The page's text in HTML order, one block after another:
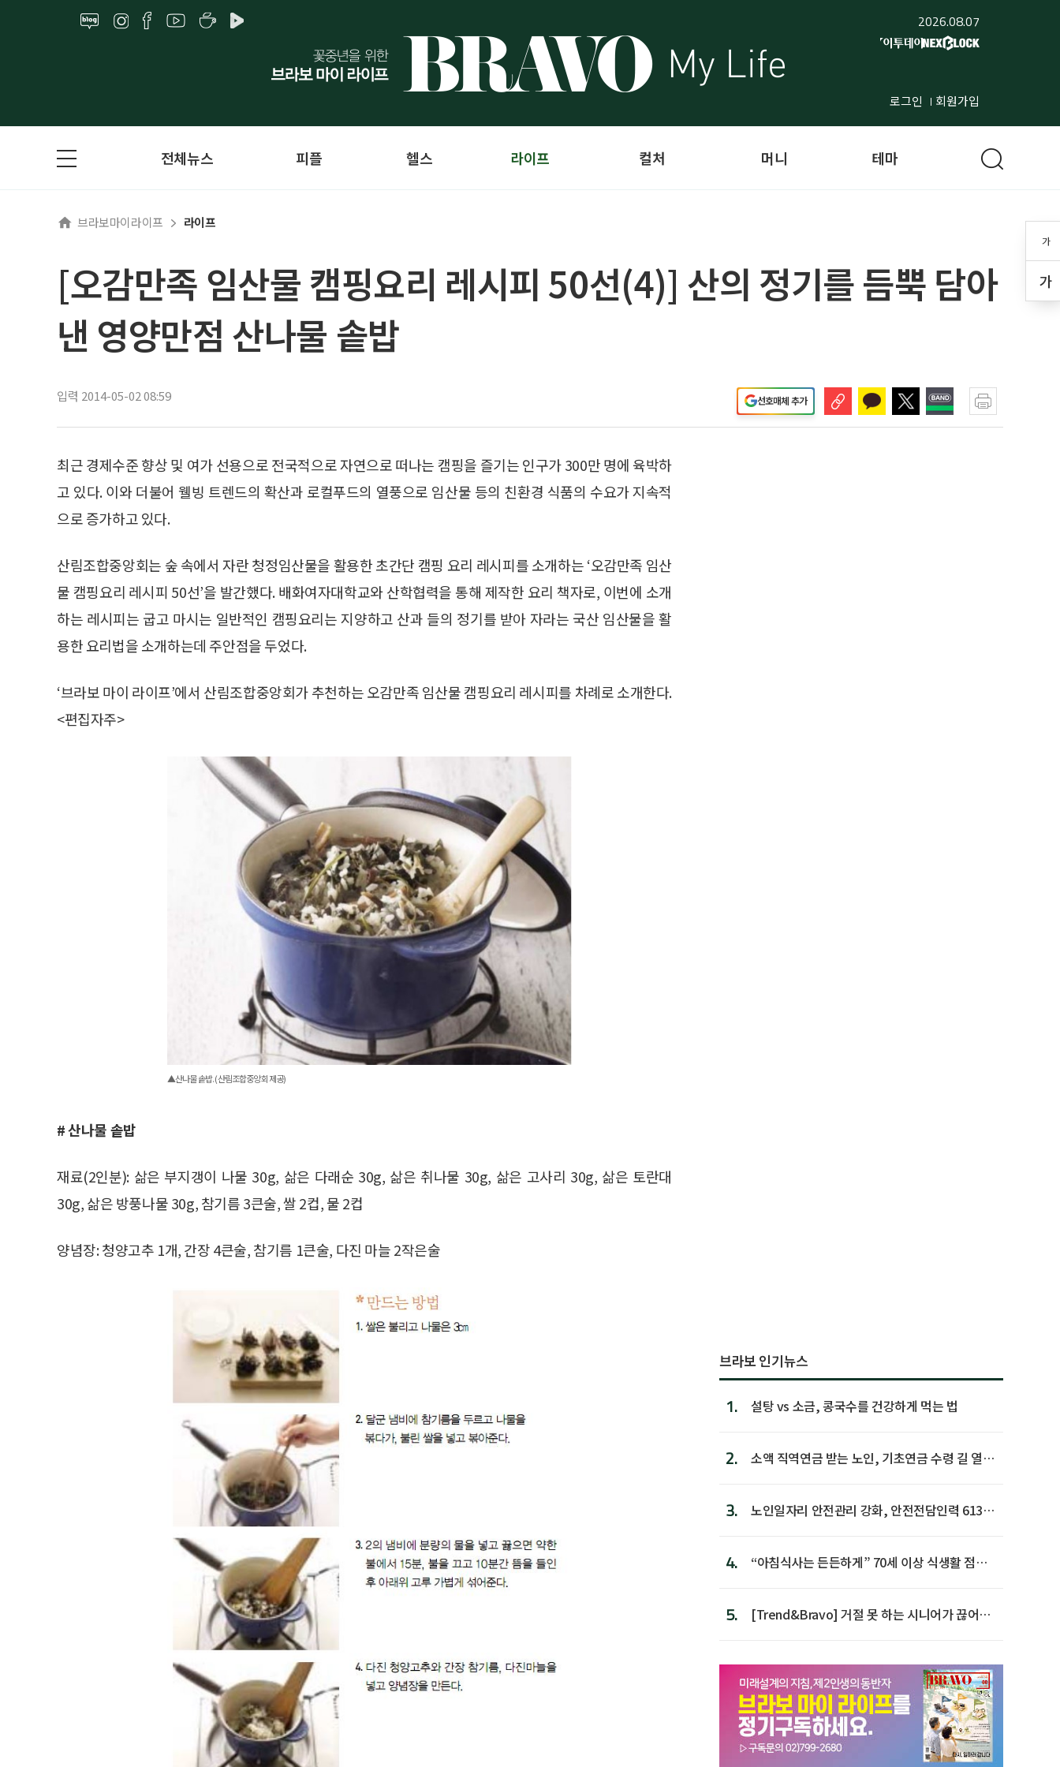
2026.08.07
로그인 회원가입
가
가
전체뉴스 피플 헬스 라이프 컬처 머니 테마
브라보마이라이프 라이프
[오감만족 임산물 캠핑요리 레시피 50선(4)] 산의 정기를 듬뿍 담아
낸 영양만점 산나물 솥밥
입력 2014-05-02 08:59 선호매체 추가
최근 경제수준 향상 및 여가 선용으로 전국적으로 자연으로 떠나는 캠핑을 즐기는 인구가 300만 명에 육박하
고 있다. 이와 더불어 웰빙 트렌드의 확산과 로컬푸드의 열풍으로 임산물 등의 친환경 식품의 수요가 지속적
으로 증가하고 있다.
산림조합중앙회는 숲 속에서 자란 청정임산물을 활용한 초간단 캠핑 요리 레시피를 소개하는 ‘오감만족 임산
물 캠핑요리 레시피 50선’을 발간했다. 배화여자대학교와 산학협력을 통해 제작한 요리 책자로, 이번에 소개
하는 레시피는 굽고 마시는 일반적인 캠핑요리는 지양하고 산과 들의 정기를 받아 자라는 국산 임산물을 활
용한 요리법을 소개하는데 주안점을 두었다.
‘브라보 마이 라이프’에서 산림조합중앙회가 추천하는 오감만족 임산물 캠핑요리 레시피를 차례로 소개한다.
<편집자주>
▲산나물 솥밥. (산림조합중앙회 제공)
# 산나물 솥밥
재료(2인분): 삶은 부지갱이 나물 30g, 삶은 다래순 30g, 삶은 취나물 30g, 삶은 고사리 30g, 삶은 토란대
30g, 삶은 방풍나물 30g, 참기름 3큰술, 쌀 2컵, 물 2컵
양념장: 청양고추 1개, 간장 4큰술, 참기름 1큰술, 다진 마늘 2작은술
브라보 인기뉴스
1. 설탕 vs 소금, 콩국수를 건강하게 먹는 법
2.
소액 직역연금 받는 노인, 기초연금 수령 길 열린
3.
노인일자리 안전관리 강화, 안전전담인력 613명
4.
“아침식사는 든든하게” 70세 이상 식생활 점수
5.
[Trend&Bravo] 거절 못 하는 시니어가 끊어야